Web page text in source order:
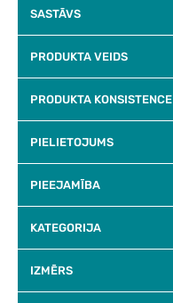
SASTĀVS
PRODUKTA VEIDS
PRODUKTA KONSISTENCE
PIELIETOJUMS
PIEEJAMĪBA
KATEGORIJA
IZMĒRS